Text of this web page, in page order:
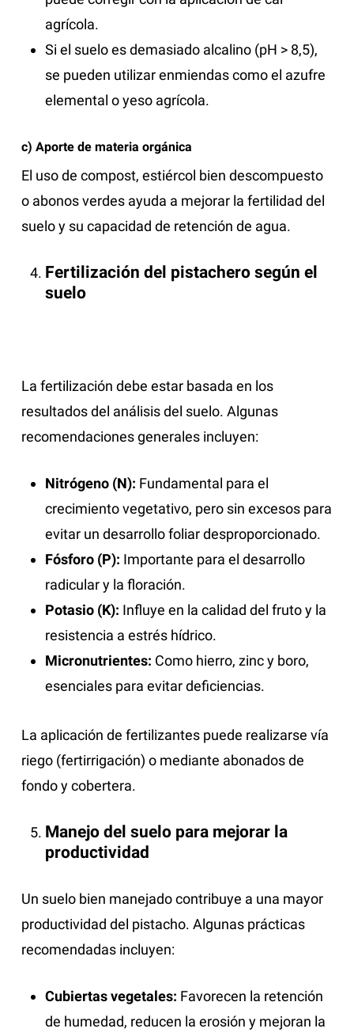
agrícola.
Si el suelo es demasiado alcalino (pH > 8,5),
se pueden utilizar enmiendas como el azufre
elemental o yeso agrícola.
c) Aporte de materia orgánica
El uso de compost, estiércol bien descompuesto
o abonos verdes ayuda a mejorar la fertilidad del
suelo y su capacidad de retención de agua.
Fertilización del pistachero según el
suelo
La fertilización debe estar basada en los
resultados del análisis del suelo. Algunas
recomendaciones generales incluyen:
Nitrógeno (N): Fundamental para el
crecimiento vegetativo, pero sin excesos para
evitar un desarrollo foliar desproporcionado.
Fósforo (P): Importante para el desarrollo
radicular y la floración.
Potasio (K): Influye en la calidad del fruto y la
resistencia a estrés hídrico.
Micronutrientes: Como hierro, zinc y boro,
esenciales para evitar deficiencias.
La aplicación de fertilizantes puede realizarse vía
riego (fertirrigación) o mediante abonados de
fondo y cobertera.
Manejo del suelo para mejorar la
productividad
Un suelo bien manejado contribuye a una mayor
productividad del pistacho. Algunas prácticas
recomendadas incluyen:
Cubiertas vegetales: Favorecen la retención
de humedad, reducen la erosión y mejoran la